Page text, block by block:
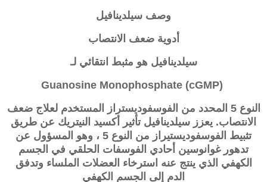
وصف سيلدينافيل
أدوية ضعف الانتصاب
سيلدينافيل هو مثبط انتقائي لـ
النوع 5 المحدد من الفوسفوديستراز المستخدم لعلاج ضعف
الانتصاب. يعزز سيلدينافيل تأثير أكسيد النيتريك عن طريق
تثبيط الفوسفوديستيراز من النوع 5 ، وهو المسؤول عن
تدهور غوانوسين أحادي الفوسفات الحلقي في الجسم
الكهفي الذي ينتج عنه استرخاء العضلات الملساء وتدفق
الدم إلى الجسم الكهفي